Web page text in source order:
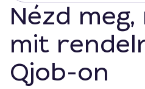
Nézd
mit
Qjob-on